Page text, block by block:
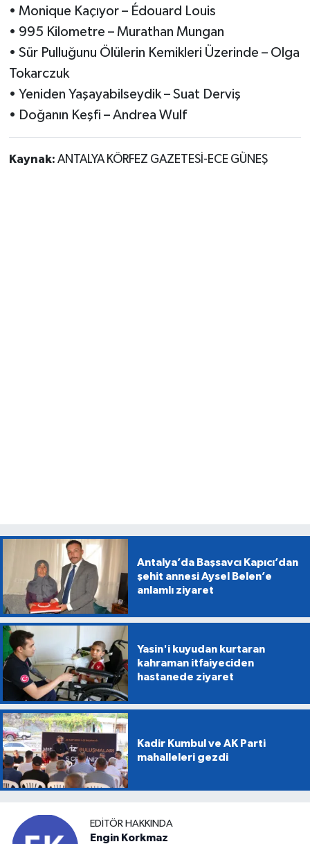
• Monique Kaçıyor – Édouard Louis
• 995 Kilometre – Murathan Mungan
• Sür Pulluğunu Ölülerin Kemikleri Üzerinde – Olga
Tokarczuk
• Yeniden Yaşayabilseydik – Suat Derviş
• Doğanın Keşfi – Andrea Wulf
Kaynak: ANTALYA KÖRFEZ GAZETESİ-ECE GÜNEŞ
Antalya’da Başsavcı Kapıcı’dan
şehit annesi Aysel Belen’e
anlamlı ziyaret
Yasin'i kuyudan kurtaran
kahraman itfaiyeciden
hastanede ziyaret
Kadir Kumbul ve AK Parti
mahalleleri gezdi
EDITÖR HAKKINDA
Engin Korkmaz